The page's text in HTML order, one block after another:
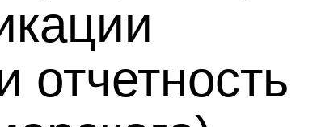
отчетность